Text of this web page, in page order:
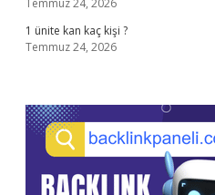
Temmuz 24, 2026
1 ünite kan kaç kişi ?
Temmuz 24, 2026